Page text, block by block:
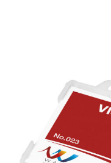
Auto organizers
Auto telefoonhouders
IJskrabbers